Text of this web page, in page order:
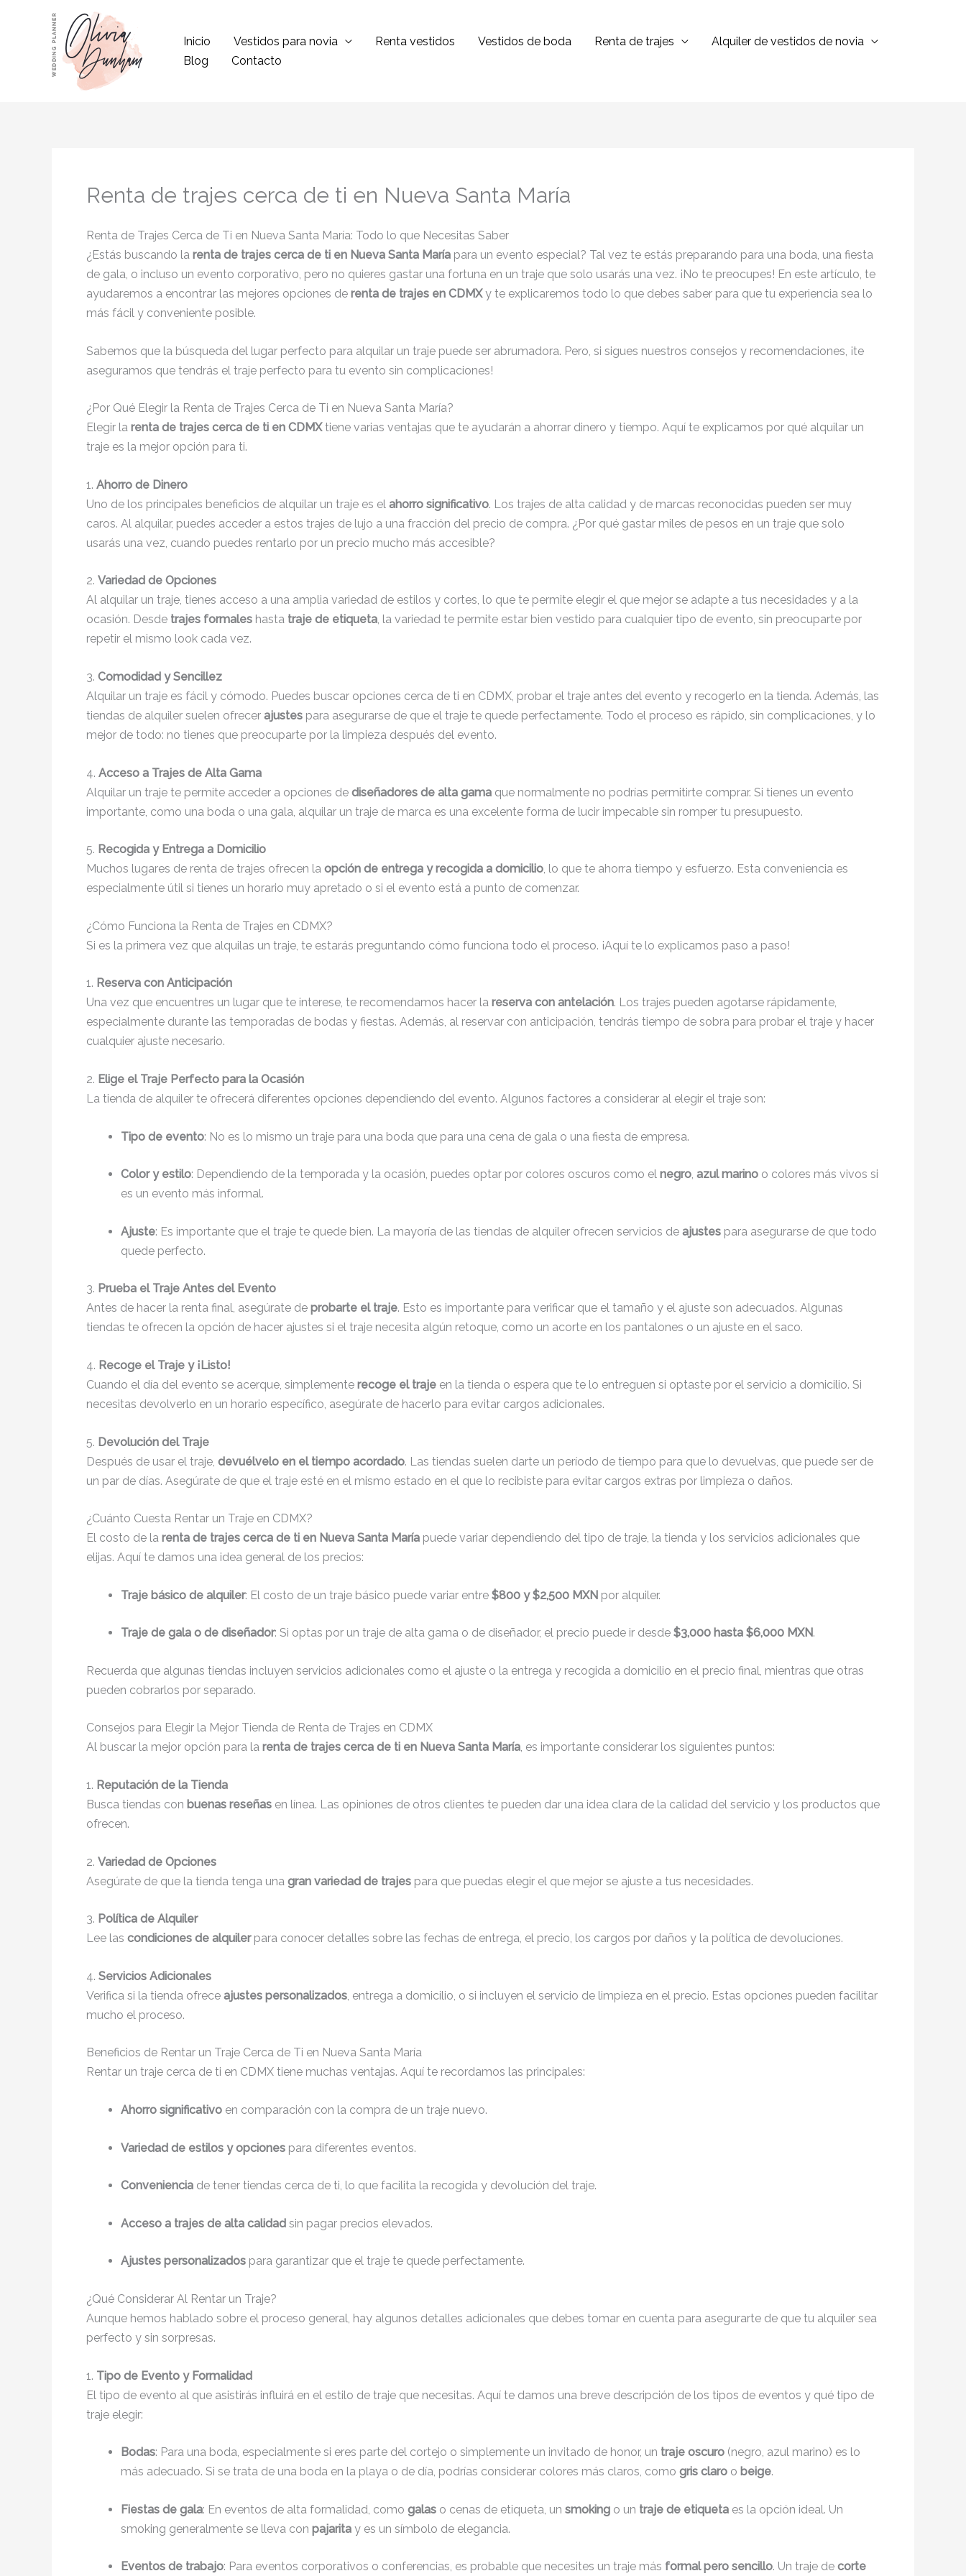
contenido
Inicio Vestidos para novia Renta vestidos Vestidos de boda Renta de trajes
Alquiler de vestidos de novia
Blog
Contacto
Renta de trajes cerca de ti en Nueva Santa María
Renta de Trajes Cerca de Ti en Nueva Santa María: Todo lo que Necesitas Saber
¿Estás buscando la renta de trajes cerca de ti en Nueva Santa María para un evento especial? Tal vez te estás preparando para una boda, una fiesta
de gala, o incluso un evento corporativo, pero no quieres gastar una fortuna en un traje que solo usarás una vez. ¡No te preocupes! En este artículo, te
ayudaremos a encontrar las mejores opciones de renta de trajes en CDMXy te explicaremos todo lo que debes saber para que tu experiencia sea lo
más fácil y conveniente posible.
Sabemos que la búsqueda del lugar perfecto para alquilar un traje puede ser abrumadora. Pero, si sigues nuestros consejos y recomendaciones, ¡te
aseguramos que tendrás el traje perfecto para tu evento sin complicaciones!
¿Por Qué Elegir la Renta de Trajes Cerca de Ti en Nueva Santa María?
Elegir la renta de trajes cerca de ti en CDMXtiene varias ventajas que te ayudarán a ahorrar dinero y tiempo. Aquí te explicamos por qué alquilar un
traje es la mejor opción para ti.
1. Ahorro de Dinero
Uno de los principales beneficios de alquilar un traje es el ahorro significativo. Los trajes de alta calidad y de marcas reconocidas pueden ser muy
caros. Al alquilar, puedes acceder a estos trajes de lujo a una fracción del precio de compra. ¿Por qué gastar miles de pesos en un traje que solo
usarás una vez, cuando puedes rentarlo por un precio mucho más accesible?
2. Variedad de Opciones
Al alquilar un traje, tienes acceso a una amplia variedad de estilos y cortes, lo que te permite elegir el que mejor se adapte a tus necesidades y a la
ocasión. Desde trajes formales hasta traje de etiqueta, la variedad te permite estar bien vestido para cualquier tipo de evento, sin preocuparte por
repetir el mismo look cada vez.
3. Comodidad y Sencillez
Alquilar un traje es fácil y cómodo. Puedes buscar opciones cerca de ti en CDMX, probar el traje antes del evento y recogerlo en la tienda. Además, las
tiendas de alquiler suelen ofrecer ajustes para asegurarse de que el traje te quede perfectamente. Todo el proceso es rápido, sin complicaciones, y lo
mejor de todo: no tienes que preocuparte por la limpieza después del evento.
4. Acceso a Trajes de Alta Gama
Alquilar un traje te permite acceder a opciones de diseñadores de alta gama que normalmente no podrías permitirte comprar. Si tienes un evento
importante, como una boda o una gala, alquilar un traje de marca es una excelente forma de lucir impecable sin romper tu presupuesto.
5. Recogida y Entrega a Domicilio
Muchos lugares de renta de trajes ofrecen la opción de entrega y recogida a domicilio, lo que te ahorra tiempo y esfuerzo. Esta conveniencia es
especialmente útil si tienes un horario muy apretado o si el evento está a punto de comenzar.
¿Cómo Funciona la Renta de Trajes en CDMX?
Si es la primera vez que alquilas un traje, te estarás preguntando cómo funciona todo el proceso. ¡Aquí te lo explicamos paso a paso!
1. Reserva con Anticipación
Una vez que encuentres un lugar que te interese, te recomendamos hacer la reserva con antelación. Los trajes pueden agotarse rápidamente,
especialmente durante las temporadas de bodas y fiestas. Además, al reservar con anticipación, tendrás tiempo de sobra para probar el traje y hacer
cualquier ajuste necesario.
2. Elige el Traje Perfecto para la Ocasión
La tienda de alquiler te ofrecerá diferentes opciones dependiendo del evento. Algunos factores a considerar al elegir el traje son:
Tipo de evento: No es lo mismo un traje para una boda que para una cena de gala o una fiesta de empresa.
Color y estilo: Dependiendo de la temporada y la ocasión, puedes optar por colores oscuros como el negro, azul marino o colores más vivos si
es un evento más informal.
Ajuste: Es importante que el traje te quede bien. La mayoría de las tiendas de alquiler ofrecen servicios de ajustes para asegurarse de que todo
quede perfecto.
3. Prueba el Traje Antes del Evento
Antes de hacer la renta final, asegúrate de probarte el traje. Esto es importante para verificar que el tamaño y el ajuste son adecuados. Algunas
tiendas te ofrecen la opción de hacer ajustes si el traje necesita algún retoque, como un acorte en los pantalones o un ajuste en el saco.
4. Recoge el Traje y ¡Listo!
Cuando el día del evento se acerque, simplemente recoge el traje en la tienda o espera que te lo entreguen si optaste por el servicio a domicilio. Si
necesitas devolverlo en un horario específico, asegúrate de hacerlo para evitar cargos adicionales.
5. Devolución del Traje
Después de usar el traje, devuélvelo en el tiempo acordado. Las tiendas suelen darte un período de tiempo para que lo devuelvas, que puede ser de
un par de días. Asegúrate de que el traje esté en el mismo estado en el que lo recibiste para evitar cargos extras por limpieza o daños.
¿Cuánto Cuesta Rentar un Traje en CDMX?
El costo de la renta de trajes cerca de ti en Nueva Santa María puede variar dependiendo del tipo de traje, la tienda y los servicios adicionales que
elijas. Aquí te damos una idea general de los precios:
Traje básico de alquiler: El costo de un traje básico puede variar entre $800 y $2,500 MXN por alquiler.
Traje de gala o de diseñador: Si optas por un traje de alta gama o de diseñador, el precio puede ir desde $3,000 hasta $6,000 MXN.
Recuerda que algunas tiendas incluyen servicios adicionales como el ajuste o la entrega y recogida a domicilio en el precio final, mientras que otras
pueden cobrarlos por separado.
Consejos para Elegir la Mejor Tienda de Renta de Trajes en CDMX
Al buscar la mejor opción para la renta de trajes cerca de ti en Nueva Santa María, es importante considerar los siguientes puntos:
1. Reputación de la Tienda
Busca tiendas con buenas reseñas en línea. Las opiniones de otros clientes te pueden dar una idea clara de la calidad del servicio y los productos que
ofrecen.
2. Variedad de Opciones
Asegúrate de que la tienda tenga una gran variedad de trajes para que puedas elegir el que mejor se ajuste a tus necesidades.
3. Política de Alquiler
Lee las condiciones de alquilerpara conocer detalles sobre las fechas de entrega, el precio, los cargos por daños y la política de devoluciones.
4. Servicios Adicionales
Verifica si la tienda ofrece ajustes personalizados, entrega a domicilio, o si incluyen el servicio de limpieza en el precio. Estas opciones pueden facilitar
mucho el proceso.
Beneficios de Rentar un Traje Cerca de Ti en Nueva Santa María
Rentar un traje cerca de ti en CDMX tiene muchas ventajas. Aquí te recordamos las principales:
Ahorro significativo en comparación con la compra de un traje nuevo.
Variedad de estilos y opciones para diferentes eventos.
Conveniencia de tener tiendas cerca de ti, lo que facilita la recogida y devolución del traje.
Acceso a trajes de alta calidad sin pagar precios elevados.
Ajustes personalizados para garantizar que el traje te quede perfectamente.
¿Qué Considerar Al Rentar un Traje?
Aunque hemos hablado sobre el proceso general, hay algunos detalles adicionales que debes tomar en cuenta para asegurarte de que tu alquiler sea
perfecto y sin sorpresas.
1. Tipo de Evento y Formalidad
El tipo de evento al que asistirás influirá en el estilo de traje que necesitas. Aquí te damos una breve descripción de los tipos de eventos y qué tipo de
traje elegir:
Bodas: Para una boda, especialmente si eres parte del cortejo o simplemente un invitado de honor, un traje oscuro (negro, azul marino) es lo
más adecuado. Si se trata de una boda en la playa o de día, podrías considerar colores más claros, como gris claro o beige.
Fiestas de gala: En eventos de alta formalidad, como galas o cenas de etiqueta, un smoking o un traje de etiqueta es la opción ideal. Un
smoking generalmente se lleva con pajarita y es un símbolo de elegancia.
Eventos de trabajo: Para eventos corporativos o conferencias, es probable que necesites un traje más formal pero sencillo. Un traje de corte